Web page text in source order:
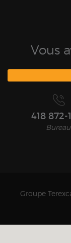
Vous
418 872-
Bureau
Groupe